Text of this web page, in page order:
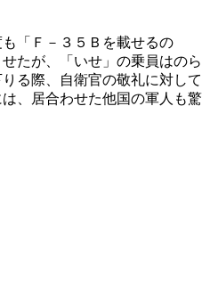
「Ｆ－３５Ｂを載せるの
たが、「いせ」の乗員はのら
る際、自衛官の敬礼に対して
、居合わせた他国の軍人も驚